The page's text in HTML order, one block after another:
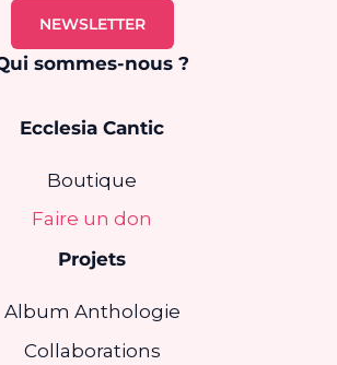
NEWSLETTER
sommes-nous ?
Ecclesia Cantic
Boutique
Faire un don
Projets
Album Anthologie
Collaborations